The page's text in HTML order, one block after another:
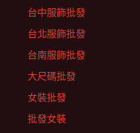
台中服飾批發
台北服飾批發
台南服飾批發
大尺碼批發
女裝批發
批發女裝